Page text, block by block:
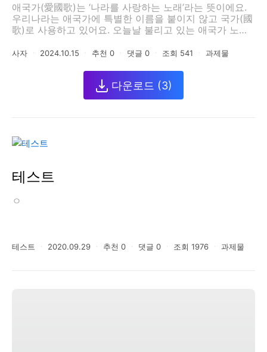
애국가(愛國歌)는 ‘나라를 사랑하는 노래’라는 뜻이에요.
우리나라는 애국가에 특별한 이름을 붙이지 않고 국가(國
歌)로 사용하고 있어요. 오늘날 불리고 있는 애국가 노랫
(1907년 전후)에 나라 사랑하는 마음과 우리 민족의 자주
여러 선각자의 손을 거쳐 현재와 같은 내용을 담게 되었는
데 이 노랫말에 붙여진 곡조는 스코틀랜드 민요 ‘올드 랭
사인 (Auld Lang Syne)’ 이었답니다. 당시 해외에서 활동
가 수립된 이후 현재의 애국가가 정부의 공식행사에서 불
우리 겨레와 운명을 같이 해 온 애국가를 부를 때마다 우
리 모두 선조들의 나라 사랑 정신을 새롭게 되새겨보아요.
사자 ㆍ 2024.10.15 ㆍ 추천 0 ㆍ 댓글 0 ㆍ 조회 541 ㆍ 과제물
다운로드 (3)
테스트
ㅇ
테스트 ㆍ 2020.09.29 ㆍ 추천 0 ㆍ 댓글 0 ㆍ 조회 1976 ㆍ 과제물